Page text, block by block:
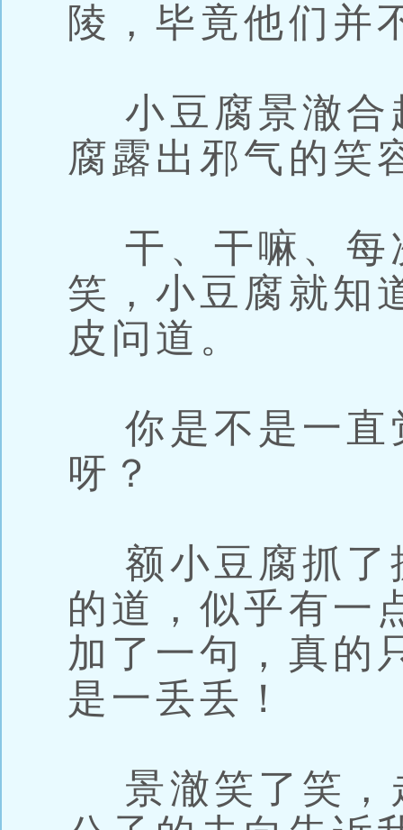
陵，毕竟他们并
小豆腐景澈合
腐露出邪气的笑
干、干嘛、每
笑，小豆腐就知
皮问道。
你是不是一直
呀？
额小豆腐抓了
的道，似乎有一
加了一句，真的
是一丢丢！
景澈笑了笑，